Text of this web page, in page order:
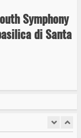
Symphony
di Santa
due giovani per
di sostanze